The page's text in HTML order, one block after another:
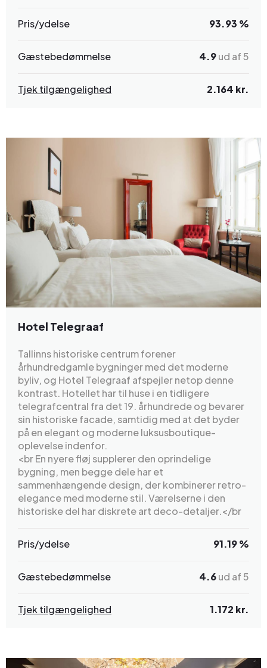
Pris/ydelse 93.93 %
Gæstebedømmelse 4.9ud af 5
Tjek tilgængelighed 2.164 kr.
Hotel Telegraaf
Tallinns historiske centrum forener
århundredgamle bygninger med det moderne
byliv, og Hotel Telegraaf afspejler netop denne
kontrast. Hotellet har til huse i en tidligere
telegrafcentral fra det 19. århundrede og bevarer
sin historiske facade, samtidig med at det byder
på en elegant og moderne luksusboutique-
oplevelse indenfor.
<br En nyere fløj supplerer den oprindelige
bygning, men begge dele har et
sammenhængende design, der kombinerer retro-
elegance med moderne stil. Værelserne i den
historiske del har diskrete art deco-detaljer.</br
Pris/ydelse 91.19 %
Gæstebedømmelse 4.6ud af 5
Tjek tilgængelighed 1.172 kr.